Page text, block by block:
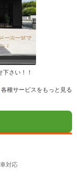
さい！！
各種サービスをもっと見る
対応